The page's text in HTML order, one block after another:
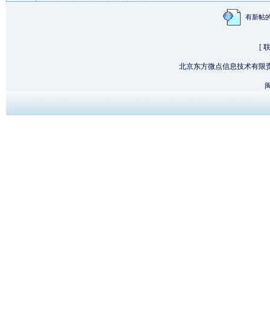
有新
[
北京东方微点信息技术有限